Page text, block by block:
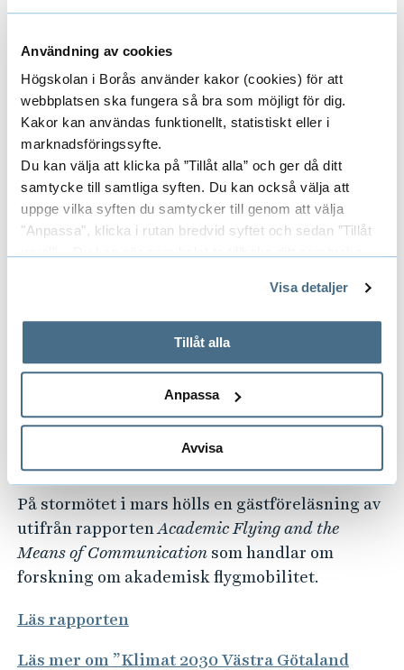
Användning av cookies
Högskolan i Borås använder kakor (cookies) för att
webbplatsen ska fungera så bra som möjligt för dig.
Kakor kan användas funktionellt, statistiskt eller i
marknadsföringssyfte.
Du kan välja att klicka på ”Tillåt alla” och ger då ditt
samtycke till samtliga syften. Du kan också välja att
uppge vilka syften du samtycker till genom att välja
"Anpassa", klicka i rutan bredvid syftet och sedan ”Tillåt
används och hur vi och våra leverantörer inhämtar och
behandlar personuppgifter.
Visa detaljer
Tillåt alla
Anpassa
Avvisa
vilka resor, möten och event som kan ersättas
av digitala alternativ.
Öppen dialog i
verksamheten inför beslutet
Frågan om vikten av att högskolan minskar
utsläppen har diskuterats brett i
organisationen, senast i mars då alla anställda
bjöds in till ett digitalt stormöte med temat
klimat.
Beslutet i helhet finns tillgängligt i diariet:
Minskat utsläpp av växthusgaser från resande i
tjänsten, Dnr 305-23
På stormötet i mars hölls en gästföreläsning av
utifrån rapporten Academic Flying and the
Means of Communicationsom handlar om
forskning om akademisk flygmobilitet.
Läs rapporten
Läs mer om ”Klimat 2030 Västra Götaland